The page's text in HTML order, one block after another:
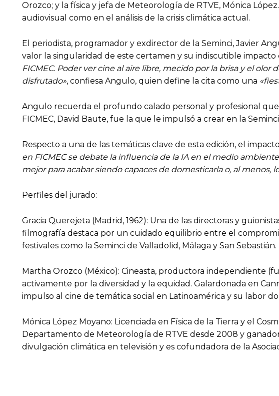
Orozco; y la física y jefa de Meteorología de RTVE, Mónica
audiovisual como en el análisis de la crisis climática actual.
El periodista, programador y exdirector de la Seminci, Javier
valor la singularidad de este certamen y su indiscutible
FICMEC. Poder ver cine al aire libre, mecido por la brisa y el
disfrutado», confiesa Angulo, quien define la cita como una
Angulo recuerda el profundo calado personal y profesional
FICMEC, David Baute, fue la que le impulsó a crear en la
Respecto a una de las temáticas clave de esta edición, el
en FICMEC se debate la influencia de la IA en el medio
mejor para acabar siendo capaces de domesticarla o, al menos,
Perfiles del jurado:
Gracia Querejeta (Madrid, 1962): Una de las directoras y
filmografía destaca por un cuidado equilibrio entre el
festivales como la Seminci de Valladolid, Málaga y San Sebastián.
Martha Orozco (México): Cineasta, productora independiente
activamente por la diversidad y la equidad. Galardonada en
impulso al cine de temática social en Latinoamérica y su labor
Mónica López Moyano: Licenciada en Física de la Tierra y el
Departamento de Meteorología de RTVE desde 2008 y
divulgación climática en televisión y es cofundadora de la